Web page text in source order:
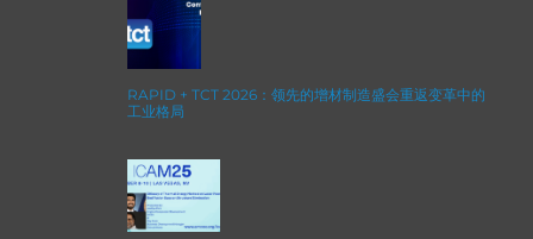
RAPID + TCT 2026：领先的增材制造盛会重返变革中的
工业格局